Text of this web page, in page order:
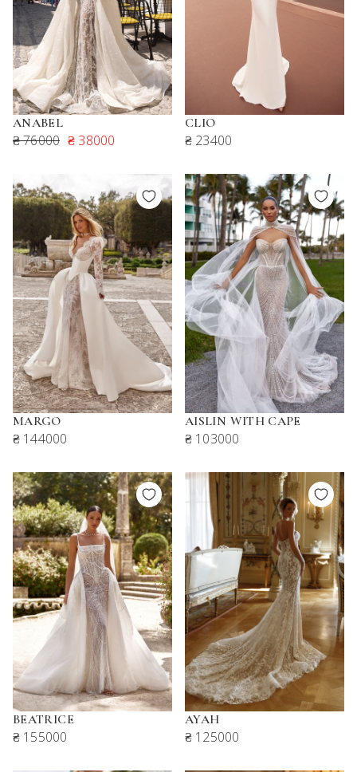
ANABEL
₴ 76000 ₴ 38000
CLIO
₴ 23400
MARGO
₴ 144000
AISLIN WITH CAPE
₴ 103000
BEATRICE
₴ 155000
AYAH
₴ 125000